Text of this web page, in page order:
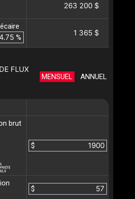
263 200 $
%
1 365 $
FLUX
MENSUEL ANNUEL
brut
$
$